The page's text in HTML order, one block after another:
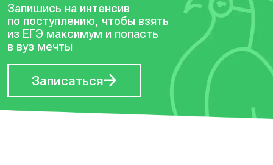
Запишись на интенсив
по поступлению, чтобы взять
из ЕГЭ максимум и попасть
в вуз мечты
Записаться